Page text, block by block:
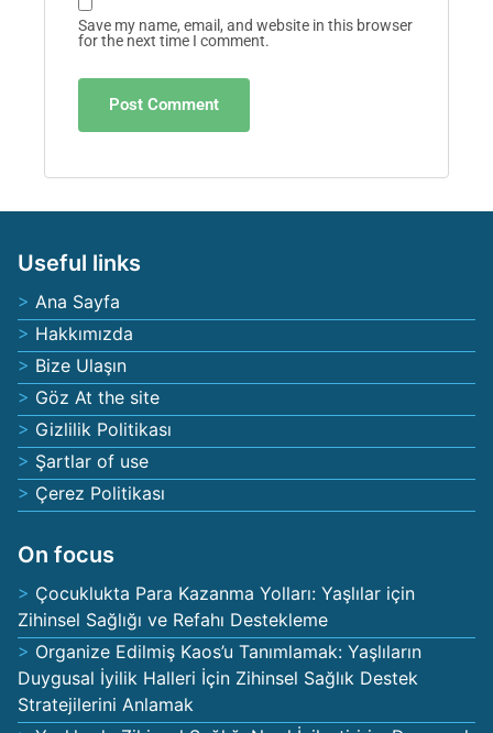
Save my name, email, and website in this browser
for the next time I comment.
Useful links
Ana Sayfa
Hakkımızda
Bize Ulaşın
Göz At the site
Gizlilik Politikası
Şartlar of use
Çerez Politikası
On focus
Çocuklukta Para Kazanma Yolları: Yaşlılar için
Zihinsel Sağlığı ve Refahı Destekleme
Organize Edilmiş Kaos’u Tanımlamak: Yaşlıların
Duygusal İyilik Halleri İçin Zihinsel Sağlık Destek
Stratejilerini Anlamak